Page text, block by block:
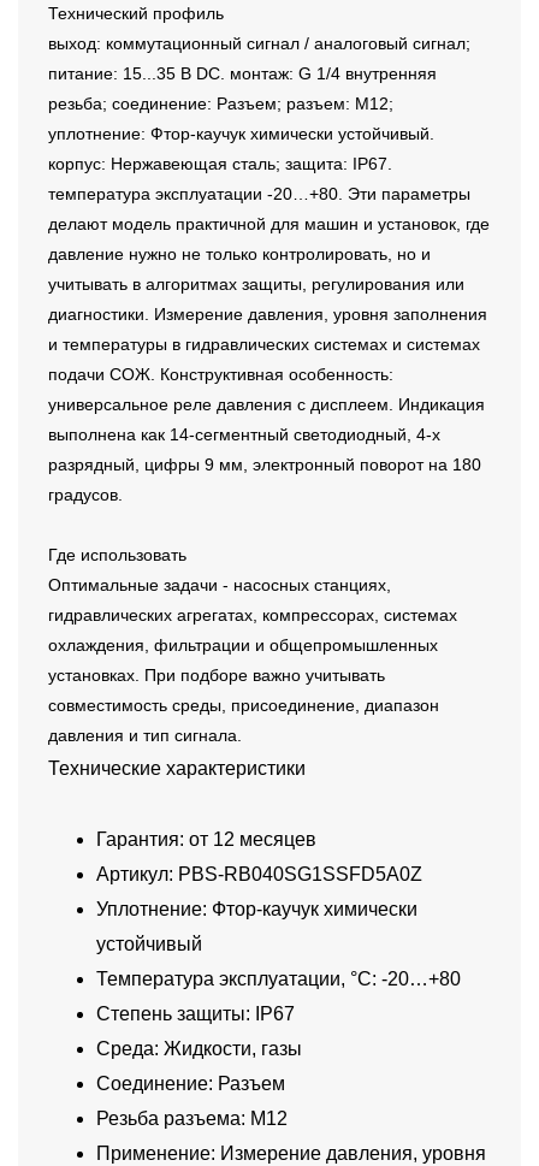
Технический профиль
выход: коммутационный сигнал / аналоговый сигнал;
питание: 15...35 В DC. монтаж: G 1/4 внутренняя
резьба; соединение: Разъем; разъем: M12;
уплотнение: Фтор-каучук химически устойчивый.
корпус: Нержавеющая сталь; защита: IP67.
температура эксплуатации -20…+80. Эти параметры
делают модель практичной для машин и установок, где
давление нужно не только контролировать, но и
учитывать в алгоритмах защиты, регулирования или
диагностики. Измерение давления, уровня заполнения
и температуры в гидравлических системах и системах
подачи СОЖ. Конструктивная особенность:
универсальное реле давления с дисплеем. Индикация
выполнена как 14-сегментный светодиодный, 4-х
разрядный, цифры 9 мм, электронный поворот на 180
градусов.
Где использовать
Оптимальные задачи - насосных станциях,
гидравлических агрегатах, компрессорах, системах
охлаждения, фильтрации и общепромышленных
установках. При подборе важно учитывать
совместимость среды, присоединение, диапазон
давления и тип сигнала.
Технические характеристики
Гарантия: от 12 месяцев
Артикул: PBS-RB040SG1SSFD5A0Z
Уплотнение: Фтор-каучук химически
устойчивый
Температура эксплуатации, °C: -20…+80
Степень защиты: IP67
Среда: Жидкости, газы
Соединение: Разъем
Резьба разъема: M12
Применение: Измерение давления, уровня